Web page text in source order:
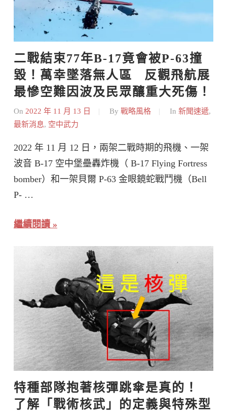
二戰結束77年B-17竟會被P-63撞
毀！萬幸墜落無人區   反觀飛航展
最慘空難因波及民眾釀重大死傷！
On 2022 年 11 月 13 日 By 戰略風格 In 新聞速遞,
最新消息, 空中武力
2022 年 11 月 12 日，兩架二戰時期的飛機、一架
波音 B-17 空中堡壘轟炸機（ B-17 Flying Fortress
bomber）和一架貝爾 P-63 金眼鏡蛇戰鬥機（Bell
P- …
繼續閱讀
特種部隊抱著核彈跳傘是真的！
了解「戰術核武」的定義與特殊型